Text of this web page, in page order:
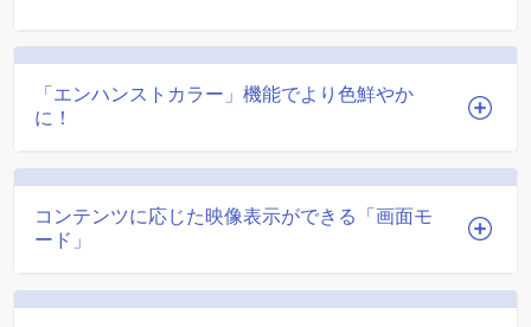
「エンハンストカラー」機能でより色鮮やか
に！
コンテンツに応じた映像表示ができる「画面モ
ード」